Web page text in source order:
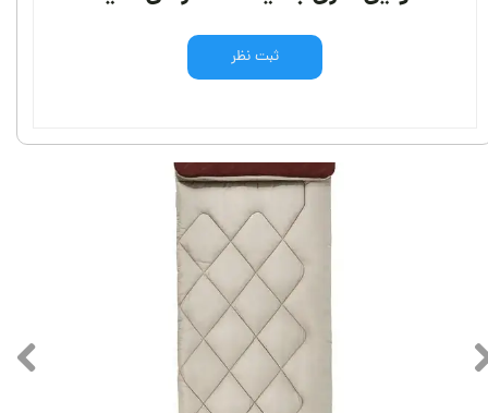
ثبت نظر